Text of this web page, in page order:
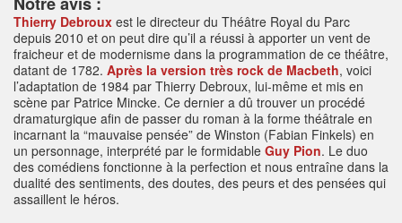
Thierry Debroux est le directeur du Théâtre Royal du Parc
depuis 2010 et on peut dire qu’il a réussi à apporter un vent de
fraicheur et de modernisme dans la programmation de ce théâtre,
datant de 1782. Après la version très rock de Macbeth, voici
l’adaptation de 1984 par Thierry Debroux, lui-même et mis en
scène par Patrice Mincke. Ce dernier a dû trouver un procédé
dramaturgique afin de passer du roman à la forme théâtrale en
incarnant la “mauvaise pensée” de Winston (Fabian Finkels) en
un personnage, interprété par le formidable Guy Pion. Le duo
des comédiens fonctionne à la perfection et nous entraîne dans la
dualité des sentiments, des doutes, des peurs et des pensées qui
assaillent le héros.